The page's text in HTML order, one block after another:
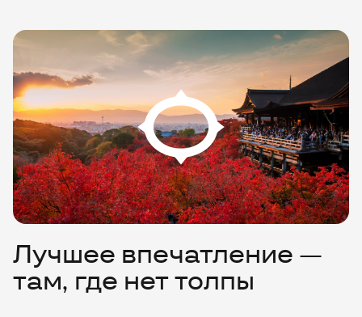
Лучшее впечатление —
там, где нет толпы